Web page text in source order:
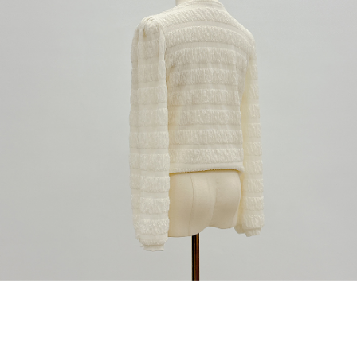
2. Pilihan kaedah pembayaran "Pembayaran Ansuran Gogo", selepas
pesanan ditubuhkan, akan secara automatik dialihkan ke proses
transaksi Gogo, selepas pengesahan nombor telefon, pilih bilangan
ansuran yang diingini, tarikh akhir pembayaran, dan setelah
mengesahkan pembayaran, transaksi akan selesai.
3. Jumlah kelulusan sebenar, bilangan ansuran dan jumlah bayaran
adalah berdasarkan halaman pengesahan transaksi seterusnya.
4. Dalam masa 30 minit selepas pesanan ditubuhkan, jika tidak pergi
untuk mengesahkan transaksi atau jika tidak lulus semakan, pesanan
akan dibatalkan secara automatik. Jika terdapat situasi "pindah untuk
semakan khusus" yang tidak lulus, ini menunjukkan bahawa sistem
penilaian tidak mencukupi, tiada penjelasan mengenai kandungan
【Penerangan Kaedah Pembayaran】
1. Pembayaran ansuran tidak digabungkan dalam bil telekomunikasi,
"Pembayaran Ansuran Gogo" akan menghantar SMS peringatan
membayar melalui "Kod bar kedai serbaneka / Kedai rasmi Taiwan
peribadi yang disenaraikan seperti di atas akan dikumpul dan digunakan
oleh AFTEE, sila jangan gunakan perkhidmatan ini.